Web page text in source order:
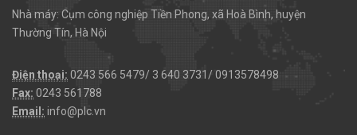
Nhà máy: Cụm công nghiệp Tiền Phong, xã Hoà Bình, huyện
Thường Tín, Hà Nội
Điện thoại: 0243 566 5479/ 3 640 3731/ 0913578498
Fax: 0243 561788
Email: info@plc.vn